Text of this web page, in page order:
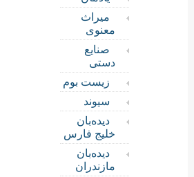
میراث
معنوی
صنایع
دستی
زیست بوم
سیوند
دیده‌بان
خلیج فارس
دیده‌بان
مازندران